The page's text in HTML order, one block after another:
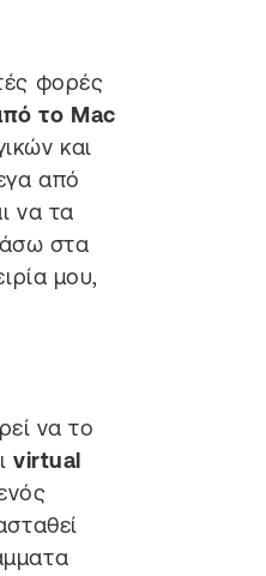
φορές
το Mac
και
από
να τα
στα
μου,
να το
virtual